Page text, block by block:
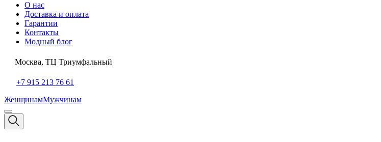
О нас
Доставка и оплата
Гарантии
Контакты
Модный блог
Москва, ТЦ Триумфальный
+7 915 213 76 61
ЖенщинамМужчинам